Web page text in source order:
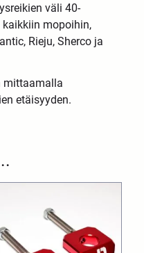
väli 40-
kaikkiin mopoihin,
Rieju, Sherco ja
mittaamalla
etäisyyden.